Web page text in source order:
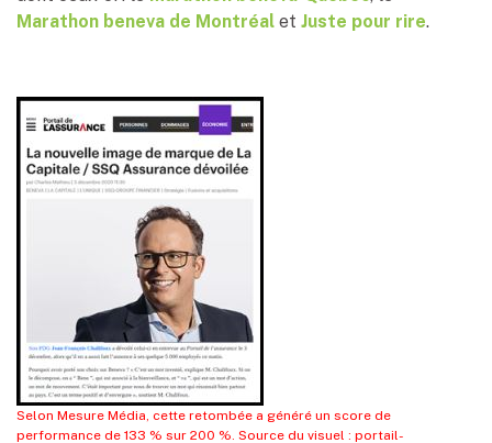
Marathon beneva de Montréal et Juste pour rire.
Selon Mesure Média, cette retombée a généré un score de
performance de 133 % sur 200 %. Source du visuel : portail-